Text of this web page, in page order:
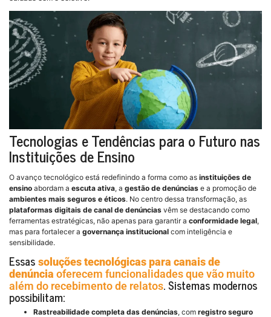
Tecnologias e Tendências para o Futuro nas
Instituições de Ensino
O avanço tecnológico está redefinindo a forma como as instituições de
ensino abordam a escuta ativa, a gestão de denúncias e a promoção de
ambientes mais seguros e éticos. No centro dessa transformação, as
plataformas digitais de canal de denúncias vêm se destacando como
ferramentas estratégicas, não apenas para garantir a conformidade legal,
mas para fortalecer a governança institucional com inteligência e
sensibilidade.
Essas soluções tecnológicas para canais de
denúncia oferecem funcionalidades que vão muito
além do recebimento de relatos. Sistemas modernos
possibilitam:
Rastreabilidade completa das denúncias, com registro seguro